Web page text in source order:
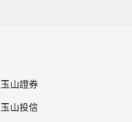
玉山證券
玉山投信